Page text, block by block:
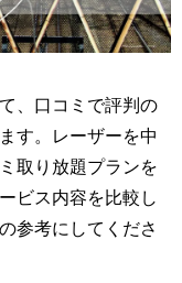
、口コミで評判の
す。レーザーを中
取り放題プランを
ビス内容を比較し
参考にしてくださ